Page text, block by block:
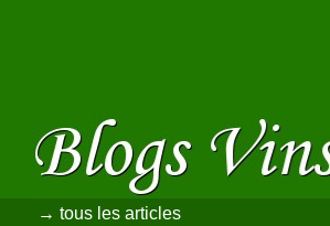
→ tous les articles